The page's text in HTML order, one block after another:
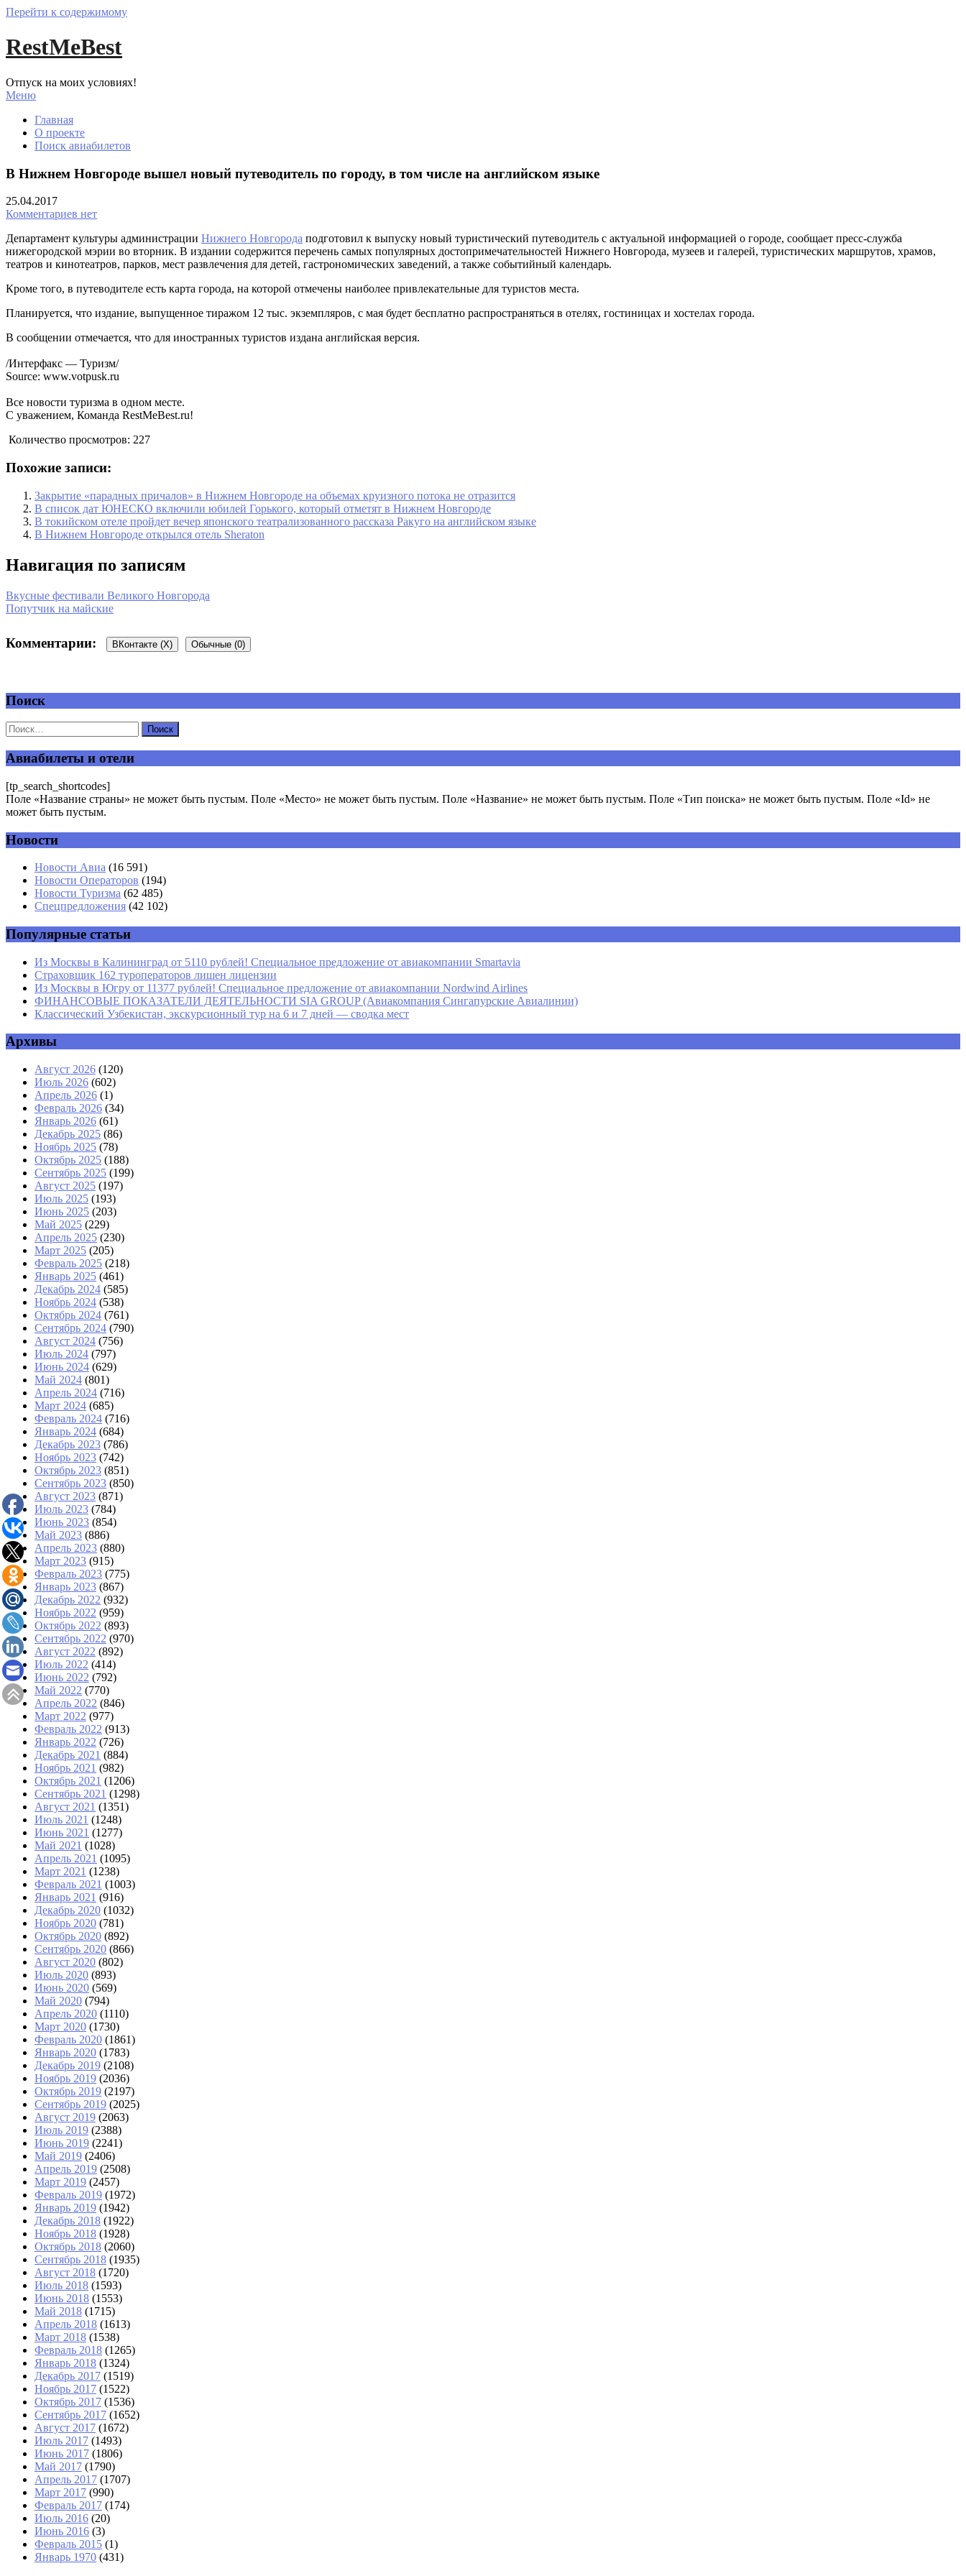
Перейти к содержимому
RestMeBest
Отпуск на моих условиях!
Меню
Главная
О проекте
Поиск авиабилетов
В Нижнем Новгороде вышел новый путеводитель по городу, в том числе на английском языке
25.04.2017
Комментариев нет
Департамент культуры администрации Нижнего Новгорода подготовил к выпуску новый туристический путеводитель с актуальной информацией о городе, сообщает пресс-служба
нижегородской мэрии во вторник. В издании содержится перечень самых популярных достопримечательностей Нижнего Новгорода, музеев и галерей, туристических маршрутов, храмов,
театров и кинотеатров, парков, мест развлечения для детей, гастрономических заведений, а также событийный календарь.
Кроме того, в путеводителе есть карта города, на которой отмечены наиболее привлекательные для туристов места.
Планируется, что издание, выпущенное тиражом 12 тыс. экземпляров, с мая будет бесплатно распространяться в отелях, гостиницах и хостелах города.
В сообщении отмечается, что для иностранных туристов издана английская версия.
/Интерфакс — Туризм/
Source: www.votpusk.ru
Все новости туризма в одном месте.
С уважением, Команда RestMeBest.ru!
Количество просмотров: 227
Похожие записи:
Закрытие «парадных причалов» в Нижнем Новгороде на объемах круизного потока не отразится
В список дат ЮНЕСКО включили юбилей Горького, который отметят в Нижнем Новгороде
В токийском отеле пройдет вечер японского театрализованного рассказа Ракуго на английском языке
В Нижнем Новгороде открылся отель Sheraton
Навигация по записям
Вкусные фестивали Великого Новгорода
Попутчик на майские
Комментарии: ВКонтакте (X) Обычные (0)
Добавить комментарий
Ваш адрес email не будет опубликован.
Комментарий
Имя *
Email*
Поиск
Авиабилеты и отели
[tp_search_shortcodes]
Поле «Название страны» не может быть пустым. Поле «Место» не может быть пустым. Поле «Название» не может быть пустым. Поле «Тип поиска» не может быть пустым. Поле «Id» не
может быть пустым.
Новости
Новости Авиа (16 591)
Новости Операторов (194)
Новости Туризма (62 485)
Спецпредложения (42 102)
Популярные статьи
Из Москвы в Калининград от 5110 рублей! Специальное предложение от авиакомпании Smartavia
Страховщик 162 туроператоров лишен лицензии
Из Москвы в Югру от 11377 рублей! Специальное предложение от авиакомпании Nordwind Airlines
ФИНАНСОВЫЕ ПОКАЗАТЕЛИ ДЕЯТЕЛЬНОСТИ SIA GROUP (Авиакомпания Сингапурские Авиалинии)
Классический Узбекистан, экскурсионный тур на 6 и 7 дней — сводка мест
Архивы
Август 2026 (120)
Июль 2026 (602)
Апрель 2026 (1)
Февраль 2026 (34)
Январь 2026 (61)
Декабрь 2025 (86)
Ноябрь 2025 (78)
Октябрь 2025 (188)
Сентябрь 2025 (199)
Август 2025 (197)
Июль 2025 (193)
Июнь 2025 (203)
Май 2025 (229)
Апрель 2025 (230)
Март 2025 (205)
Февраль 2025 (218)
Январь 2025 (461)
Декабрь 2024 (585)
Ноябрь 2024 (538)
Октябрь 2024 (761)
Сентябрь 2024 (790)
Август 2024 (756)
Июль 2024 (797)
Июнь 2024 (629)
Май 2024 (801)
Апрель 2024 (716)
Март 2024 (685)
Февраль 2024 (716)
Январь 2024 (684)
Декабрь 2023 (786)
Ноябрь 2023 (742)
Октябрь 2023 (851)
Сентябрь 2023 (850)
Август 2023 (871)
Июль 2023 (784)
Июнь 2023 (854)
Май 2023 (886)
Апрель 2023 (880)
Март 2023 (915)
Февраль 2023 (775)
Январь 2023 (867)
Декабрь 2022 (932)
Ноябрь 2022 (959)
Октябрь 2022 (893)
Сентябрь 2022 (970)
Август 2022 (892)
Июль 2022 (414)
Июнь 2022 (792)
Май 2022 (770)
Апрель 2022 (846)
Март 2022 (977)
Февраль 2022 (913)
Январь 2022 (726)
Декабрь 2021 (884)
Ноябрь 2021 (982)
Октябрь 2021 (1206)
Сентябрь 2021 (1298)
Август 2021 (1351)
Июль 2021 (1248)
Июнь 2021 (1277)
Май 2021 (1028)
Апрель 2021 (1095)
Март 2021 (1238)
Февраль 2021 (1003)
Январь 2021 (916)
Декабрь 2020 (1032)
Ноябрь 2020 (781)
Октябрь 2020 (892)
Сентябрь 2020 (866)
Август 2020 (802)
Июль 2020 (893)
Июнь 2020 (569)
Май 2020 (794)
Апрель 2020 (1110)
Март 2020 (1730)
Февраль 2020 (1861)
Январь 2020 (1783)
Декабрь 2019 (2108)
Ноябрь 2019 (2036)
Октябрь 2019 (2197)
Сентябрь 2019 (2025)
Август 2019 (2063)
Июль 2019 (2388)
Июнь 2019 (2241)
Май 2019 (2406)
Апрель 2019 (2508)
Март 2019 (2457)
Февраль 2019 (1972)
Январь 2019 (1942)
Декабрь 2018 (1922)
Ноябрь 2018 (1928)
Октябрь 2018 (2060)
Сентябрь 2018 (1935)
Август 2018 (1720)
Июль 2018 (1593)
Июнь 2018 (1553)
Май 2018 (1715)
Апрель 2018 (1613)
Март 2018 (1538)
Февраль 2018 (1265)
Январь 2018 (1324)
Декабрь 2017 (1519)
Ноябрь 2017 (1522)
Октябрь 2017 (1536)
Сентябрь 2017 (1652)
Август 2017 (1672)
Июль 2017 (1493)
Июнь 2017 (1806)
Май 2017 (1790)
Апрель 2017 (1707)
Март 2017 (990)
Февраль 2017 (174)
Июль 2016 (20)
Июнь 2016 (3)
Февраль 2015 (1)
Январь 1970 (431)